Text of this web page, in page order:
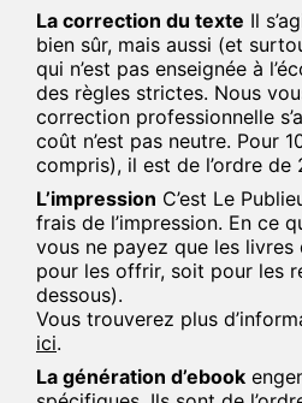
La correction du texte Il
bien sûr, mais aussi (et
qui n’est pas enseignée à
des règles strictes. Nous
correction professionnelle
coût n’est pas neutre. Pour
compris), il est de l’ordre de
L’impression C’est Le
frais de l’impression. En ce
vous ne payez que les
pour les offrir, soit pour les
dessous).
Vous trouverez plus
ici.
La génération d’ebook